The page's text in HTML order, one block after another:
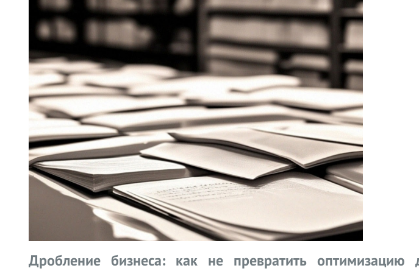
Дробление бизнеса: как не превратить оптимизацию